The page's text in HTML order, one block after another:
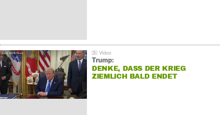
Trump:
DENKE, DASS DER KRIEG
ZIEMLICH BALD ENDET